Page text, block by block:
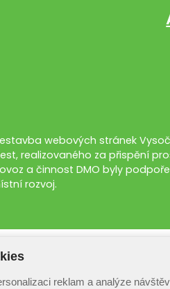
webových stránek
realizovaného za přispění
a činnost DMO byly
rozvoj.
reklam a analýze